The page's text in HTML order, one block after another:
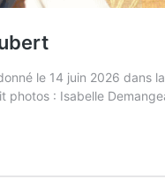
le 14 juin 2026 dans
photos : Isabelle